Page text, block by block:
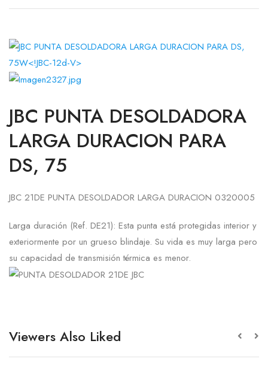
JBC PUNTA DESOLDADORA
LARGA DURACION PARA
DS, 75
JBC 21DE PUNTA DESOLDADOR LARGA DURACION 0320005
Larga duración (Ref. DE21): Esta punta está protegidas interior y
exteriormente por un grueso blindaje. Su vida es muy larga pero
su capacidad de transmisión térmica es menor.
Viewers Also Liked